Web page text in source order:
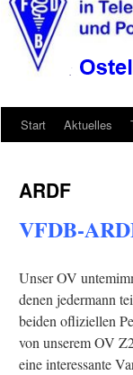
Start Aktuelles
ARDF
VFDB-
Unser OV
denen jedermann
beiden oﬂiziellen
von unserem OV
eine interessante